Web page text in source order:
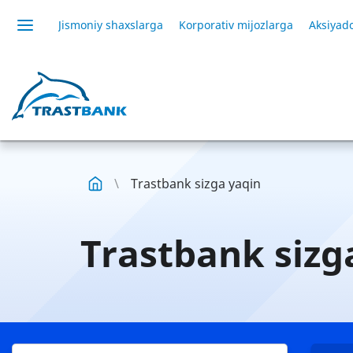
Jismoniy shaxslarga Korporativ mijozlarga
Trastbank sizga yaqin
Trastbank